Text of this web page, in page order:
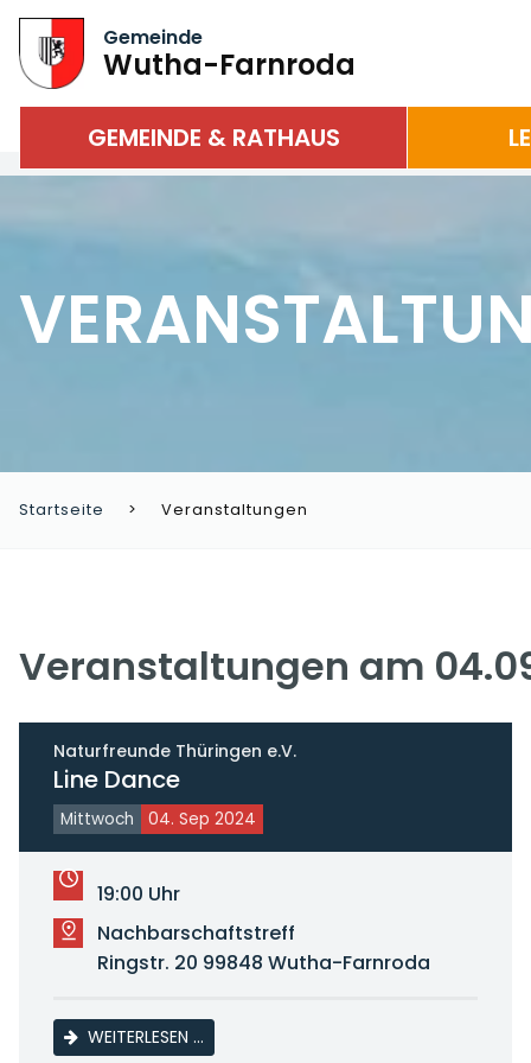
Gemeinde
Wutha-Farnroda
GEMEINDE & RATHAUS
Startseite Veranstaltungen
Veranstaltungen am
Naturfreunde Thüringen e.V.
Line Dance
Mittwoch 04. Sep 2024
19:00 Uhr
Nachbarschaftstreff
Ringstr. 20 99848 Wutha-Farnroda
WEITERLESEN …LINE DANCE